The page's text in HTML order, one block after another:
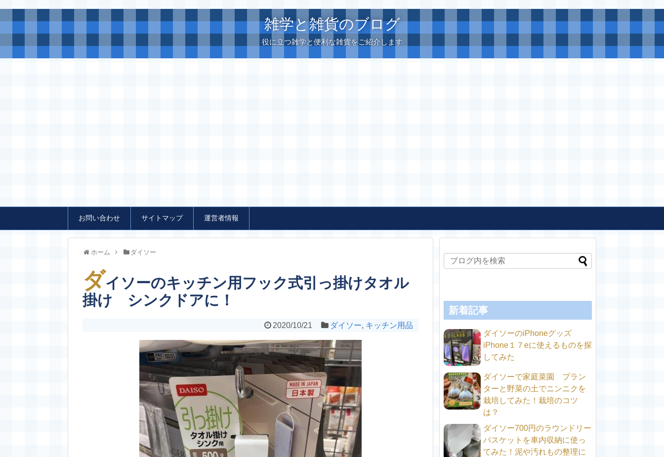
雑学と雑貨のブログ
役に立つ雑学と便利な雑貨をご紹介します
お問い合わせ サイトマップ 運営者情報
ホーム ダイソー
ダイソーのキッチン用フック式引っ掛けタオル
掛け シンクドアに！
2020/10/21 ダイソー, キッチン用品
新着記事
ダイソーのiPhoneグッズ
iPhone１７eに使えるものを探
してみた
ダイソーで家庭菜園 プラン
ターと野菜の土でニンニクを
栽培してみた！栽培のコツ
は？
ダイソー700円のラウンドリー
バスケットを車内収納に使っ
てみた！泥や汚れもの整理に